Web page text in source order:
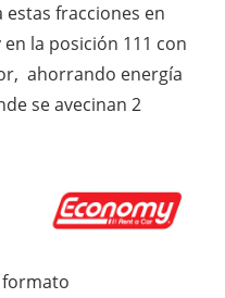
fracciones en
la posición 111 con
ahorrando energía
se avecinan 2
formato